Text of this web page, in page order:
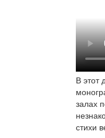
В этот
залах
стихи